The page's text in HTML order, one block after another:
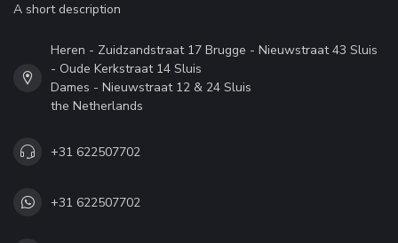
A short description
Heren - Zuidzandstraat 17 Brugge - Nieuwstraat 43 Sluis
- Oude Kerkstraat 14 Sluis
Dames - Nieuwstraat 12 & 24 Sluis
the Netherlands
+31 622507702
+31 622507702